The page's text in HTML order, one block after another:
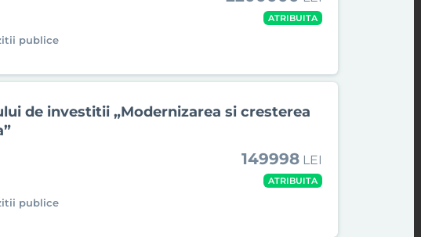
publice
ATRIBUITA
de investitii „Modernizarea si cresterea
publice
149998LEI
ATRIBUITA